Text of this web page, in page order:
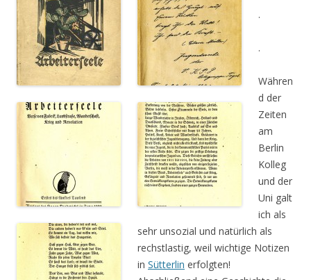
.
.
Währen
d der
Zeiten
am
Berlin
Kolleg
und der
Uni galt
ich als
sehr unsozial und natürlich als
rechstlastig, weil wichtige Notizen
in Sütterlin erfolgten!